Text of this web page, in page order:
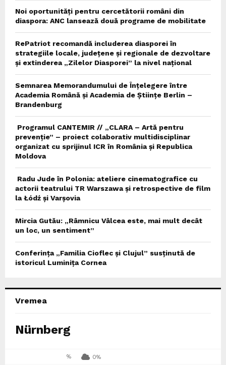
Noi oportunități pentru cercetătorii români din
diaspora: ANC lansează două programe de mobilitate
RePatriot recomandă includerea diasporei în
strategiile locale, județene și regionale de dezvoltare
și extinderea „Zilelor Diasporei” la nivel național
Semnarea Memorandumului de Înțelegere între
Academia Română și Academia de Științe Berlin –
Brandenburg
Programul CANTEMIR // „CLARA – Artă pentru
prevenție” – proiect colaborativ multidisciplinar
organizat cu sprijinul ICR în România și Republica
Moldova
Radu Jude în Polonia: ateliere cinematografice cu
actorii teatrului TR Warszawa și retrospective de film
la Łódź și Varșovia
Mircia Gutău: „Râmnicu Vâlcea este, mai mult decât
un loc, un sentiment”
Conferința „Familia Cioflec și Clujul” susținută de
istoricul Luminița Cornea
Vremea
Nürnberg
% 0%